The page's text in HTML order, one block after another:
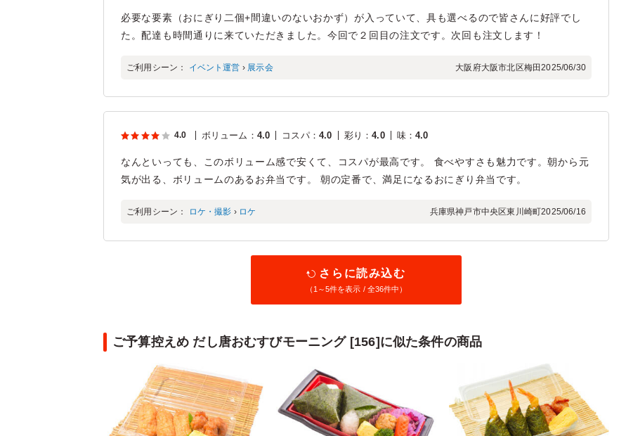
必要な要素（おにぎり二個+間違いのないおかず）が入っていて、具も選べるので皆さんに好評でし
た。配達も時間通りに来ていただきました。今回で２回目の注文です。次回も注文します！
ご利用シーン： イベント運営 › 展示会 大阪府大阪市北区梅田2025/06/30
4.0 ボリューム ： 4.0 コスパ： 4.0 彩り ：4.0 味：4.0
なんといっても、このボリューム感で安くて、コスパが最高です。 食べやすさも魅力です。朝から元
気が出る、ボリュームのあるお弁当です。 朝の定番で、満足になるおにぎり弁当です。
ご利用シーン： ロケ・撮影 › ロケ 兵庫県神戸市中央区東川崎町2025/06/16
さらに読み込む
（1～5件を表示 / 全36件中）
ご予算控えめ だし唐おむすびモーニング [156]に似た条件の商品